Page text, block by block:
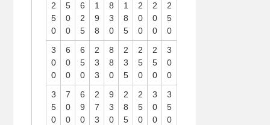
2
5
0
5
0
0
6
2
5
1
9
8
8
3
0
1
8
5
2
0
0
2
0
0
2
5
0
3
0
0
6
0
0
6
5
0
2
3
3
8
8
0
2
3
5
2
5
0
2
5
0
3
0
0
3
5
0
7
0
0
6
9
0
2
7
3
9
3
0
2
8
5
2
5
0
3
0
0
3
5
0